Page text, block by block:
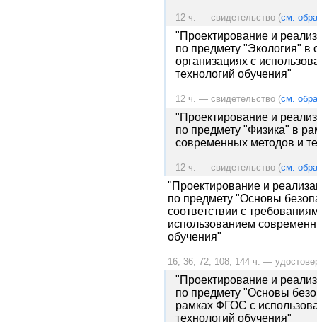
12 ч. — свидетельство (см.
"Проектирование и
по предмету "Экология"
организациях с
технологий обучения"
12 ч. — свидетельство (см.
"Проектирование и
по предмету "Физика" в
современных методов и
12 ч. — свидетельство (см.
"Проектирование и
по предмету "Основы
соответствии с
использованием
обучения"
16, 36, 72, 108, 144 ч. —
"Проектирование и
по предмету "Основы
рамках ФГОС с
технологий обучения"